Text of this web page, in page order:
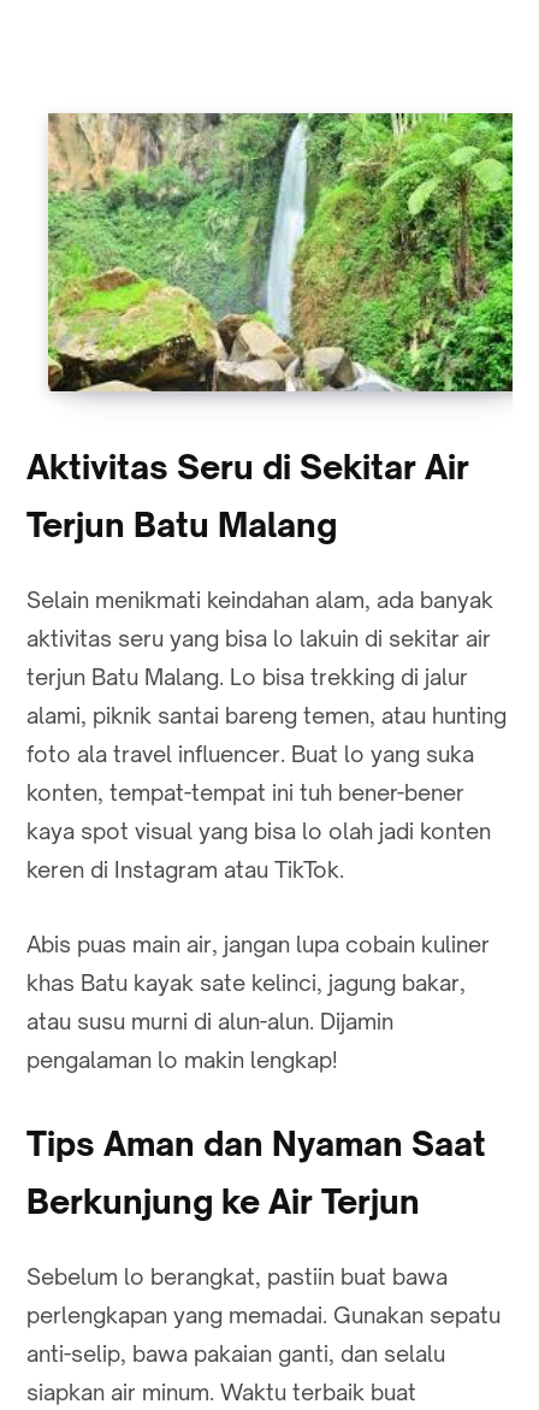
Aktivitas Seru di Sekitar Air
Terjun Batu Malang
Selain menikmati keindahan alam, ada banyak
aktivitas seru yang bisa lo lakuin di sekitar air
terjun Batu Malang. Lo bisa trekking di jalur
alami, piknik santai bareng temen, atau hunting
foto ala travel influencer. Buat lo yang suka
konten, tempat-tempat ini tuh bener-bener
kaya spot visual yang bisa lo olah jadi konten
keren di Instagram atau TikTok.
Abis puas main air, jangan lupa cobain kuliner
khas Batu kayak sate kelinci, jagung bakar,
atau susu murni di alun-alun. Dijamin
pengalaman lo makin lengkap!
Tips Aman dan Nyaman Saat
Berkunjung ke Air Terjun
Sebelum lo berangkat, pastiin buat bawa
perlengkapan yang memadai. Gunakan sepatu
anti-selip, bawa pakaian ganti, dan selalu
siapkan air minum. Waktu terbaik buat